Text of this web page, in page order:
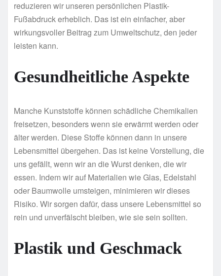
reduzieren wir unseren persönlichen Plastik-
Fußabdruck erheblich. Das ist ein einfacher, aber
wirkungsvoller Beitrag zum Umweltschutz, den jeder
leisten kann.
Gesundheitliche Aspekte
Manche Kunststoffe können schädliche Chemikalien
freisetzen, besonders wenn sie erwärmt werden oder
älter werden. Diese Stoffe können dann in unsere
Lebensmittel übergehen. Das ist keine Vorstellung, die
uns gefällt, wenn wir an die Wurst denken, die wir
essen. Indem wir auf Materialien wie Glas, Edelstahl
oder Baumwolle umsteigen, minimieren wir dieses
Risiko. Wir sorgen dafür, dass unsere Lebensmittel so
rein und unverfälscht bleiben, wie sie sein sollten.
Plastik und Geschmack